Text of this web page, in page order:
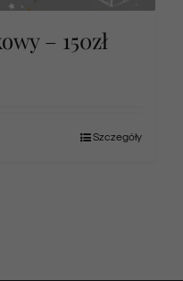
– 150zł
Szczegóły